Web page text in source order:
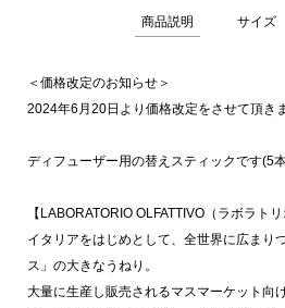
商品説明 サイズ
＜価格改定のお知らせ＞
2024年6月20日より価格改定をさせて頂きま
ディフューザー用の替えスティックです(5本
【LABORATORIO OLFATTIVO（ラボラト
イタリアをはじめとして、全世界に広まり
ス」の大きなうねり。
大量に生産し販売されるマスマーケット向